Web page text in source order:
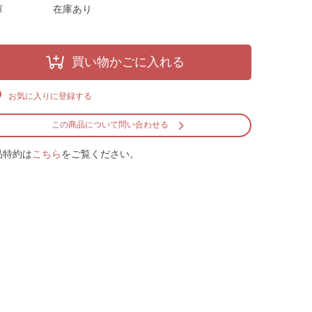
在庫あり
買い物かごに入れる
この商品について問い合わせる
特約はこちらをご覧ください。
お気に入りに登録する